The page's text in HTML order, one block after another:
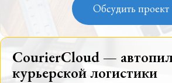
Обсудить проект
CourierCloud —
курьерской логистики